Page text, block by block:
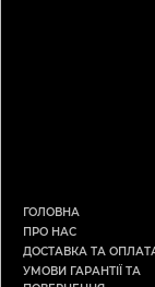
ГОЛОВНА
ПРО НАС
ДОСТАВКА ТА
УМОВИ ГАРАНТІЇ ТА